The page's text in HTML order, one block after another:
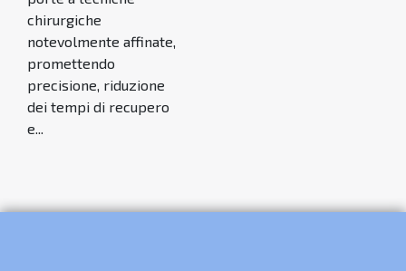
chirurgiche
notevolmente affinate,
promettendo
precisione, riduzione
dei tempi di recupero
e...